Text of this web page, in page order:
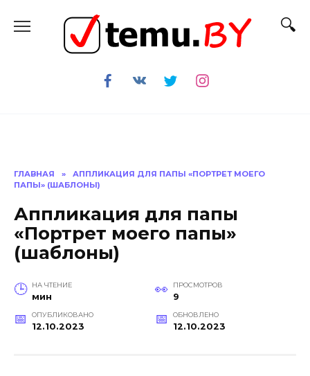
содержанию
ГЛАВНАЯ »
АППЛИКАЦИЯ ДЛЯ ПАПЫ «ПОРТРЕТ МОЕГО
ПАПЫ» (ШАБЛОНЫ)
Аппликация для папы
«Портрет моего папы»
(шаблоны)
НА ЧТЕНИЕ
мин
ПРОСМОТРОВ
9
ОПУБЛИКОВАНО
12.10.2023
ОБНОВЛЕНО
12.10.2023